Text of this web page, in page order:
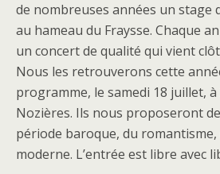
de nombreuses années un stage
au hameau du Fraysse. Chaque
un concert de qualité qui vient
Nous les retrouverons cette
programme, le samedi 18 juillet, à
Nozières. Ils nous proposeront
période baroque, du
moderne. L’entrée est libre avec